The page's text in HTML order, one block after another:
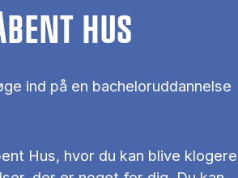
HUS
ind på en bacheloruddannelse
Hus, hvor du kan blive klogere